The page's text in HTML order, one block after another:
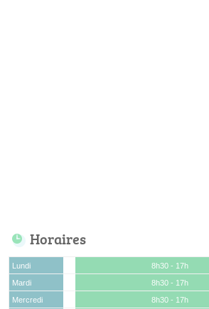
Horaires
Lundi
8h30 - 17h
Mardi
8h30 - 17h
Mercredi
8h30 - 17h